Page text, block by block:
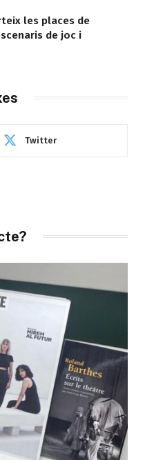
les places de
de joc i
Twitter